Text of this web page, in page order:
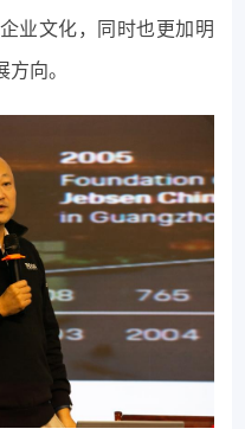
业文化，同时也更加明
向。